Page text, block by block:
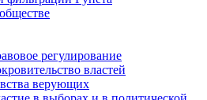
регулирование
властей
верующих